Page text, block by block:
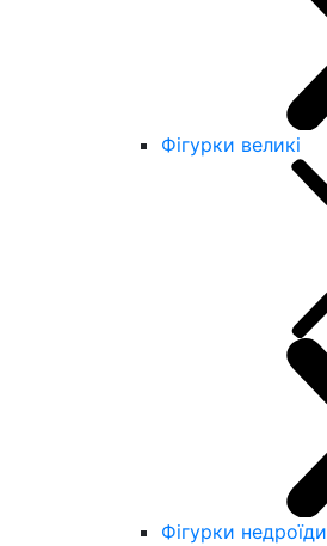
Фігурки великі
Фігурки недроїди